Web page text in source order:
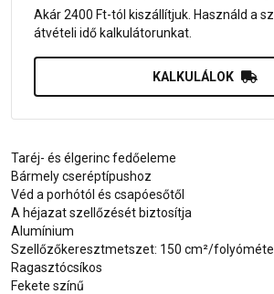
Akár 2400 Ft-tól kiszállítjuk. Használd a
átvételi idő kalkulátorunkat.
KALKULÁLOK
Taréj- és élgerinc fedőeleme
Bármely cseréptípushoz
Véd a porhótól és csapóesőtől
A héjazat szellőzését biztosítja
Alumínium
Szellőzőkeresztmetszet: 150 cm²/
Ragasztócsíkos
Fekete színű